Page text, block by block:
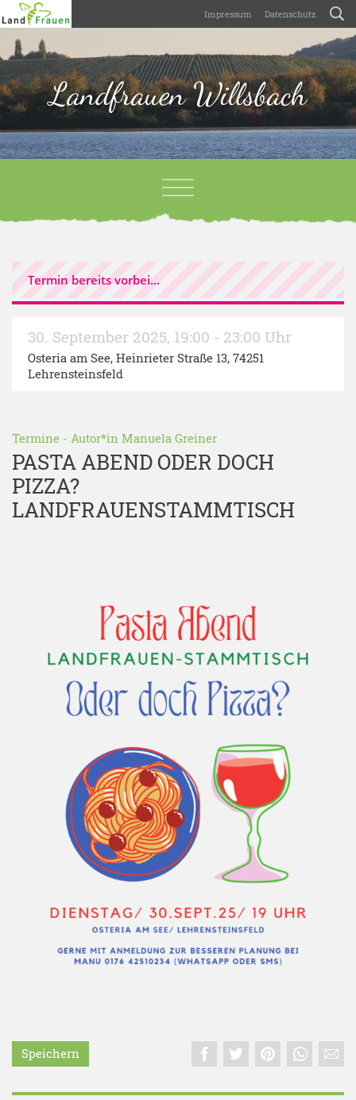
Impressum Datenschutz
Landfrauen Willsbach
Termin bereits vorbei...
30. September 2025, 19:00 - 23:00 Uhr
Osteria am See, Heinrieter Straße 13, 74251
Lehrensteinsfeld
Termine - Autor*in Manuela Greiner
PASTA ABEND ODER DOCH
PIZZA?
LANDFRAUENSTAMMTISCH
Speichern